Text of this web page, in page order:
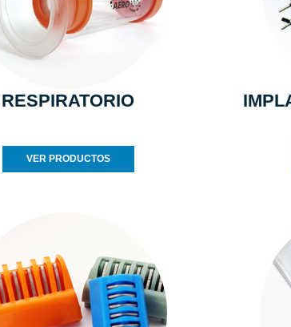
RESPIRATORIO
VER PRODUCTOS